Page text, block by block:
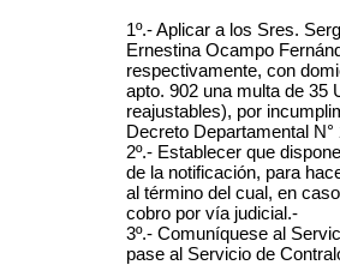
1º.- Aplicar a los Sres.
Ernestina Ocampo
respectivamente, con
apto. 902 una multa de 35
reajustables), por
Decreto Departamental
2º.- Establecer que
de la notificación, para
al término del cual, en
cobro por vía judicial.-
3º.- Comuníquese al
pase al Servicio de